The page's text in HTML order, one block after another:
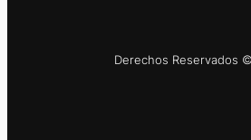
Derechos Reservados